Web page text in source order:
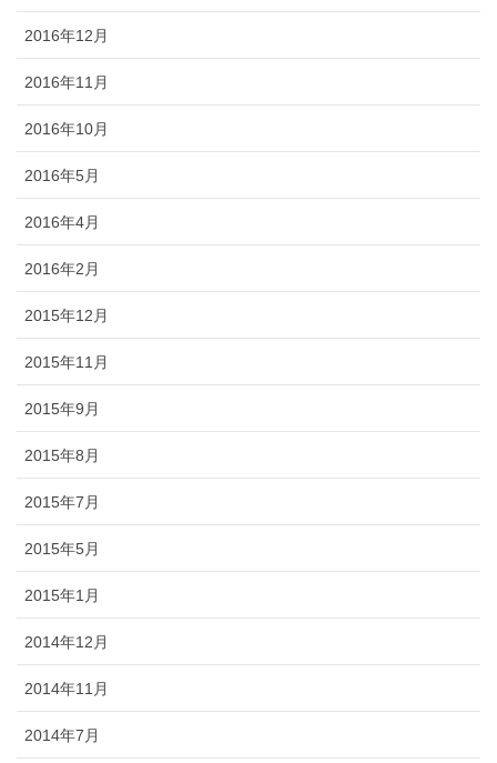
2016年12月
2016年11月
2016年10月
2016年5月
2016年4月
2016年2月
2015年12月
2015年11月
2015年9月
2015年8月
2015年7月
2015年5月
2015年1月
2014年12月
2014年11月
2014年7月